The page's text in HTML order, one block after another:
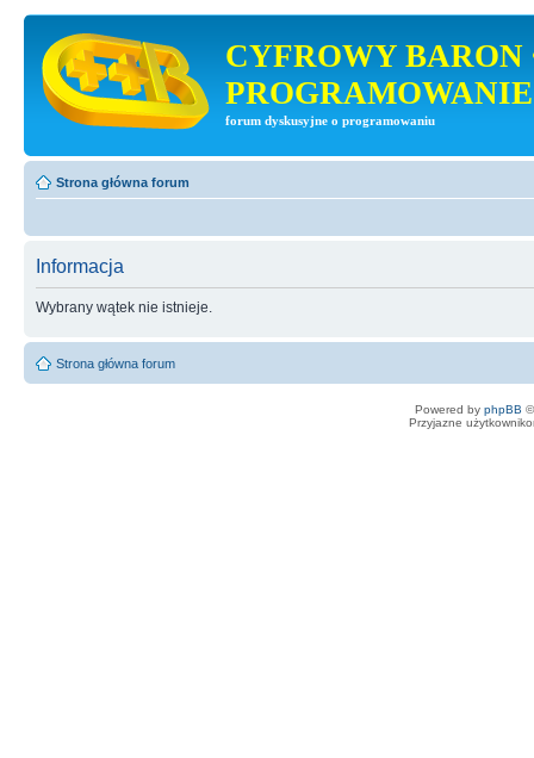
CYFROWY BARON
PROGRAMOWANIE
forum dyskusyjne o programowaniu
Strona główna forum
Informacja
Wybrany wątek nie istnieje.
Strona główna forum
Powered by phpBB
Przyjazne